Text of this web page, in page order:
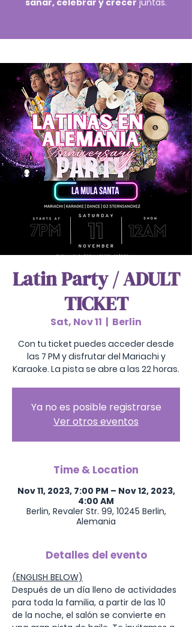
sanar, celebrar y crecer juntas.
Latin Party / ADULT
TICKET
Sat, Nov 11
  |
Berlin
Con tu ticket puedes acceder desde
las 7 PM y disfrutar del Mariachi y
Karaoke. La pista se abre a las 22 horas.
Ya no es posible registrarse
Ver otros eventos
Time & Location
Nov 11, 2023, 7:00 PM – Nov 12, 2023,
4:00 AM
Berlin, Revaler Str. 99, 10245 Berlin,
Alemania
Detalles del evento
(ENGLISH BELOW)
Después de un día lleno de actividades
para toda la familia, a partir de las 10
de la noche, el salón se convierte en